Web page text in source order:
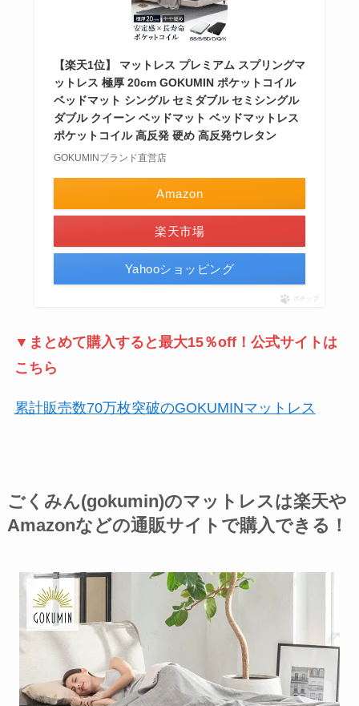
【楽天1位】 マットレス プレミアム スプリングマ
ットレス 極厚 20cm GOKUMIN ポケットコイル
ベッドマット シングル セミダブル セミシングル
ダブル クイーン ベッドマット ベッドマットレス
ポケットコイル 高反発 硬め 高反発ウレタン
GOKUMINブランド直営店
Amazon
楽天市場
Yahooショッピング
ポチップ
▼まとめて購入すると最大15％off！公式サイトは
こちら
累計販売数70万枚突破のGOKUMINマットレス
ごくみん(gokumin)のマットレスは楽天や
Amazonなどの通販サイトで購入できる ！